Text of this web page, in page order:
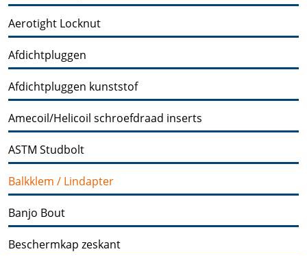
Aerotight Locknut
Afdichtpluggen
Afdichtpluggen kunststof
Amecoil/Helicoil schroefdraad inserts
ASTM Studbolt
Balkklem / Lindapter
Banjo Bout
Beschermkap zeskant